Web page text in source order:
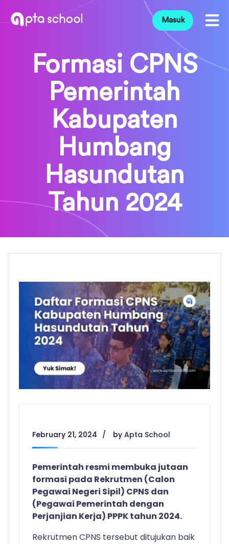
Masuk
Formasi CPNS
Pemerintah
Kabupaten
Humbang
Hasundutan
Tahun 2024
February 21, 2024 by Apta School
Pemerintah resmi membuka jutaan
formasi pada Rekrutmen (Calon
Pegawai Negeri Sipil) CPNS dan
(Pegawai Pemerintah dengan
Perjanjian Kerja) PPPK tahun 2024.
Rekrutmen CPNS tersebut ditujukan baik